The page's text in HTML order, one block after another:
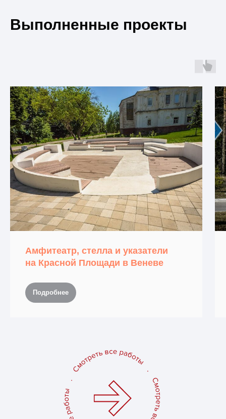
Выполненные проекты
Амфитеатр, стелла и указатели
на Красной Площади в Веневе
Подробнее